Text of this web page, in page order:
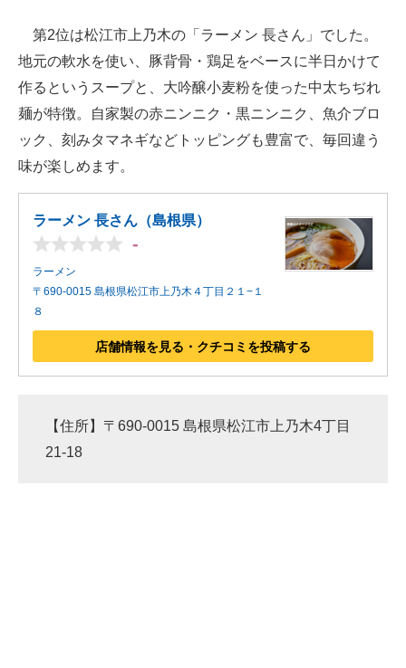
第2位は松江市上乃木の「ラーメン 長さん」でした。
地元の軟水を使い、豚背骨・鶏足をベースに半日かけて
作るというスープと、大吟醸小麦粉を使った中太ちぢれ
麺が特徴。自家製の赤ニンニク・黒ニンニク、魚介ブロ
ック、刻みタマネギなどトッピングも豊富で、毎回違う
味が楽しめます。
ラーメン 長さん（島根県）
-
ラーメン
〒690-0015 島根県松江市上乃木４丁目２１−１
８
店舗情報を見る・クチコミを投稿する
【住所】〒690-0015 島根県松江市上乃木4丁目
21-18